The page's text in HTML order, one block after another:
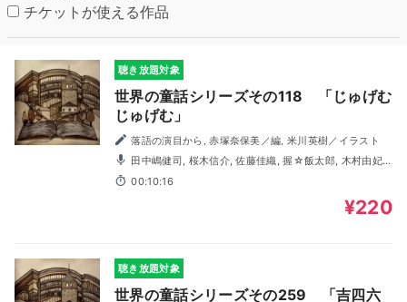
チケットが使える作品
聴き放題対象
世界の童話シリーズその118 「じゅげむ
じゅげむ」
落語の演目から, 赤塚奈保美／編, 米川英樹／イラスト
本庄麻利子, 萩原ゆい
00:10:16
¥220
聴き放題対象
世界の童話シリーズその259 「吉四六